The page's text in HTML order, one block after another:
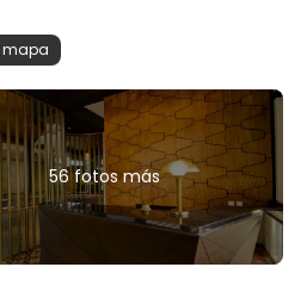
mapa
56 fotos más